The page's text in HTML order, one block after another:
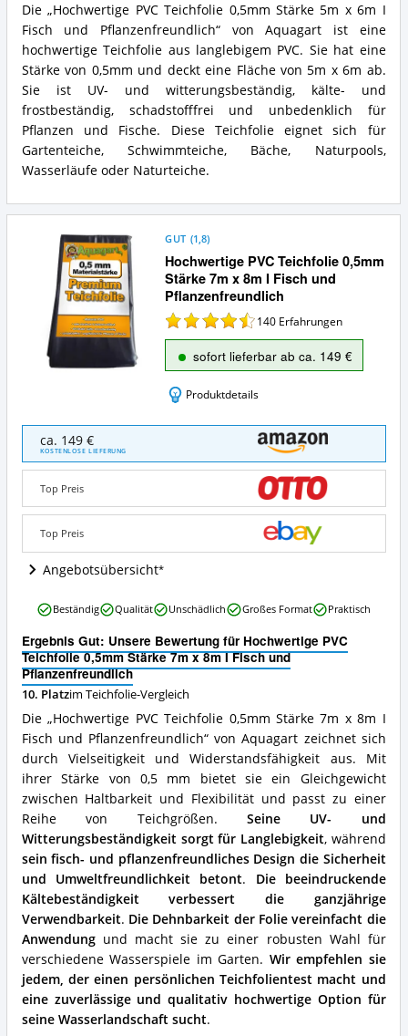
Die „Hochwertige PVC Teichfolie 0,5mm Stärke 5m x 6m I
Fisch und Pflanzenfreundlich“ von Aquagart ist eine
hochwertige Teichfolie aus langlebigem PVC. Sie hat eine
Stärke von 0,5mm und deckt eine Fläche von 5m x 6m ab.
Sie ist UV- und witterungsbeständig, kälte- und
frostbeständig, schadstofffrei und unbedenklich für
Pflanzen und Fische. Diese Teichfolie eignet sich für
Gartenteiche, Schwimmteiche, Bäche, Naturpools,
Wasserläufe oder Naturteiche.
Hochwertige PVC Teichfolie 0,5mm
Stärke 7m x 8m I Fisch und
Pflanzenfreundlich
GUT (1,8)
140 Erfahrungen
sofort lieferbar ab ca. 149 €
Produktdetails
Hochwertige
PVC
Teichfolie
0,5mm
Stärke
7m
Fisch
Pflanzenfreundlich
Wo
ist
diese
Teichfolie
erhältlich?
ca. 149 €
KOSTENLOSE LIEFERUNG
Top Preis
Top Preis
Angebotsübersicht
Ergebnis Gut: Unsere Bewertung für Hochwertige PVC
Teichfolie 0,5mm Stärke 7m x 8m I Fisch und
Pflanzenfreundlich
10. Platzim Teichfolie-Vergleich
Die „Hochwertige PVC Teichfolie 0,5mm Stärke 7m x 8m I
Fisch und Pflanzenfreundlich“ von Aquagart zeichnet sich
durch Vielseitigkeit und Widerstandsfähigkeit aus. Mit
ihrer Stärke von 0,5 mm bietet sie ein Gleichgewicht
zwischen Haltbarkeit und Flexibilität und passt zu einer
Reihe von Teichgrößen. Seine UV- und
Witterungsbeständigkeit sorgt für Langlebigkeit, während
sein fisch- und pflanzenfreundliches Design die Sicherheit
und Umweltfreundlichkeit betont. Die beeindruckende
Kältebeständigkeit verbessert die ganzjährige
Verwendbarkeit. Die Dehnbarkeit der Folie vereinfacht die
Anwendungund macht sie zu einer robusten Wahl für
verschiedene Wasserspiele im Garten. Wir empfehlen sie
jedem, der einen persönlichen Teichfolientest macht und
eine zuverlässige und qualitativ hochwertige Option für
seine Wasserlandschaft sucht.
Hochwertige
PVC
Teichfolie
0,5mm
Stärke
7m
x
8m
I
Fisch
und
Pflanzenfreundlich
Vorteile:
Was
spricht
für
diese
Teichfolie?
Beständig Qualität Unschädlich Großes Format Praktisch